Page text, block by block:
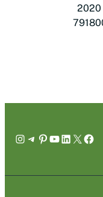
Facebook
X
LinkedIn
YouTube
Pinterest